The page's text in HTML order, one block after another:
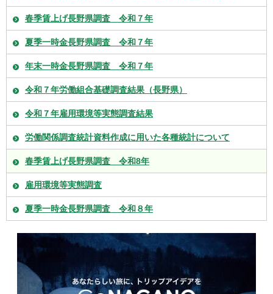
春季賃上げ長野県調査 令和７年
夏季一時金長野県調査 令和７年
年末一時金長野県調査 令和７年
令和７年労働組合基礎調査結果（長野県）
令和７年雇用環境等実態調査結果
労働関係調査統計資料作成に用いた各種統計について
春季賃上げ長野県調査 令和8年
雇用環境等実態調査
夏季一時金長野県調査 令和８年